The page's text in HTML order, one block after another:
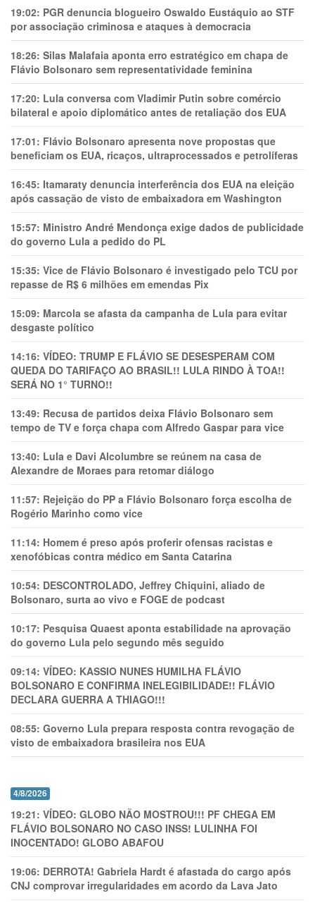
19:02: PGR denuncia blogueiro Oswaldo Eustáquio ao STF
por associação criminosa e ataques à democracia
18:26: Silas Malafaia aponta erro estratégico em chapa de
Flávio Bolsonaro sem representatividade feminina
17:20: Lula conversa com Vladimir Putin sobre comércio
bilateral e apoio diplomático antes de retaliação dos EUA
17:01: Flávio Bolsonaro apresenta nove propostas que
beneficiam os EUA, ricaços, ultraprocessados e petrolíferas
16:45: Itamaraty denuncia interferência dos EUA na eleição
após cassação de visto de embaixadora em Washington
15:57: Ministro André Mendonça exige dados de publicidade
do governo Lula a pedido do PL
15:35: Vice de Flávio Bolsonaro é investigado pelo TCU por
repasse de R$ 6 milhões em emendas Pix
15:09: Marcola se afasta da campanha de Lula para evitar
desgaste político
14:16: VÍDEO: TRUMP E FLÁVIO SE DESESPERAM COM
QUEDA DO TARIFAÇO AO BRASIL!! LULA RINDO À TOA!!
SERÁ NO 1° TURNO!!
13:49: Recusa de partidos deixa Flávio Bolsonaro sem
tempo de TV e força chapa com Alfredo Gaspar para vice
13:40: Lula e Davi Alcolumbre se reúnem na casa de
Alexandre de Moraes para retomar diálogo
11:57: Rejeição do PP a Flávio Bolsonaro força escolha de
Rogério Marinho como vice
11:14: Homem é preso após proferir ofensas racistas e
xenofóbicas contra médico em Santa Catarina
10:54: DESCONTROLADO, Jeffrey Chiquini, aliado de
Bolsonaro, surta ao vivo e FOGE de podcast
10:17: Pesquisa Quaest aponta estabilidade na aprovação
do governo Lula pelo segundo mês seguido
09:14: VÍDEO: KASSIO NUNES HUMlLHA FLÁVIO
BOLSONARO E CONFIRMA INELEGIBILIDADE!! FLÁVIO
DECLARA GUERRA A THIAGO!!!
08:55: Governo Lula prepara resposta contra revogação de
visto de embaixadora brasileira nos EUA
4/8/2026
19:21: VÍDEO: GLOBO NÃO MOSTROU!!! PF CHEGA EM
FLÁVIO BOLSONARO NO CASO INSS! LULINHA FOI
INOCENTADO! GLOBO ABAFOU
19:06: DERROTA! Gabriela Hardt é afastada do cargo após
CNJ comprovar irregularidades em acordo da Lava Jato